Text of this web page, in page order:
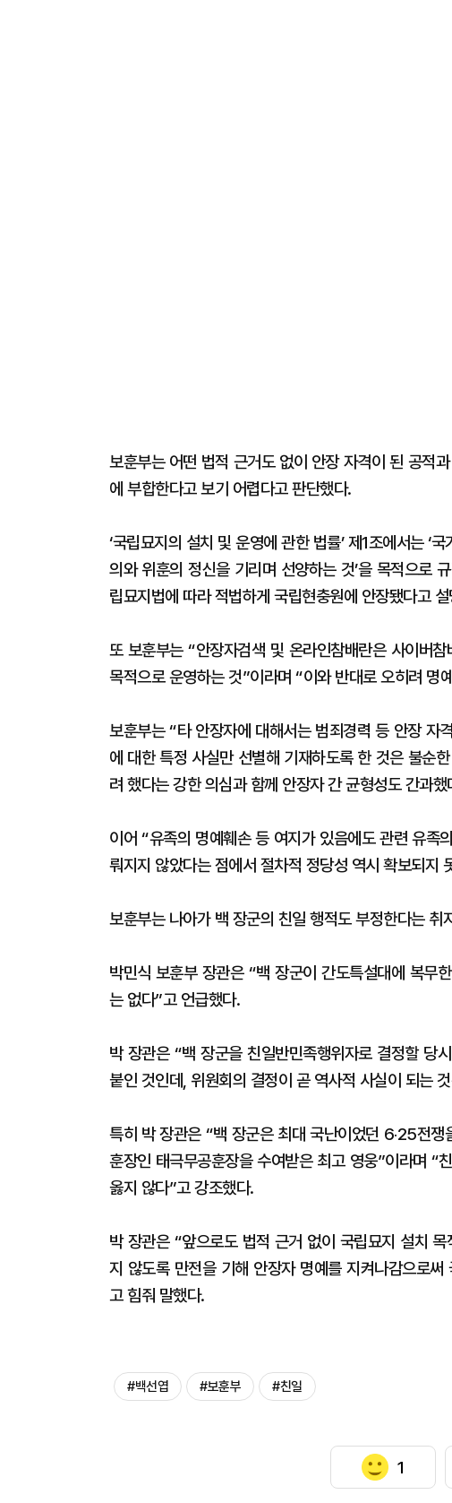
보훈부는 어떤 법적 근거도 없이 안장 자격이 된 공적
에 부합한다고 보기 어렵다고 판단했다.
‘국립묘지의 설치 및 운영에 관한 법률’ 제1조에서는 ‘
의와 위훈의 정신을 기리며 선양하는 것’을 목적으로
립묘지법에 따라 적법하게 국립현충원에 안장됐다고
또 보훈부는 “안장자검색 및 온라인참배란은 사이버
목적으로 운영하는 것”이라며 “이와 반대로 오히려 명
보훈부는 “타 안장자에 대해서는 범죄경력 등 안장 자
에 대한 특정 사실만 선별해 기재하도록 한 것은 불순
려 했다는 강한 의심과 함께 안장자 간 균형성도 간과
이어 “유족의 명예훼손 등 여지가 있음에도 관련 유족
뤄지지 않았다는 점에서 절차적 정당성 역시 확보되지
보훈부는 나아가 백 장군의 친일 행적도 부정한다는 취
박민식 보훈부 장관은 “백 장군이 간도특설대에 복무
는 없다”고 언급했다.
박 장관은 “백 장군을 친일반민족행위자로 결정할 당
붙인 것인데, 위원회의 결정이 곧 역사적 사실이 되는
특히 박 장관은 “백 장군은 최대 국난이었던 6‧25전
훈장인 태극무공훈장을 수여받은 최고 영웅”이라며 “
옳지 않다”고 강조했다.
박 장관은 “앞으로도 법적 근거 없이 국립묘지 설치
지 않도록 만전을 기해 안장자 명예를 지켜나감으로
고 힘줘 말했다.
#백선엽 #보훈부 #친일
1